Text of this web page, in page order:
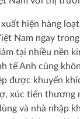
hiện hàng
Nam ngay
tại nhiều nền
tế Anh cũng
được khuyến
xúc tiến thương
và nhà nhập